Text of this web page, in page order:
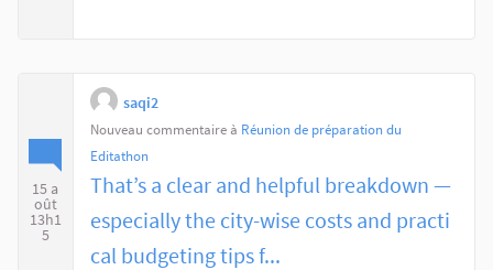
15 a
oût
13h1
5
saqi2
Nouveau commentaire à Réunion de préparation du
Editathon
That’s a clear and helpful breakdown —
especially the city-wise costs and practi
cal budgeting tips f...